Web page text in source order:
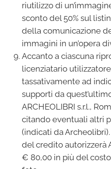
riutilizzo di
sconto del 50% sul
della comunicazione
immagini in un’opera
Accanto a ciascuna
licenziatario utilizzatore
tassativamente ad
supporti da
ARCHEOLIBRI s.r.l.,
citando eventuali altri
(indicati da
del credito autorizzerà
€ 80,00 in più del